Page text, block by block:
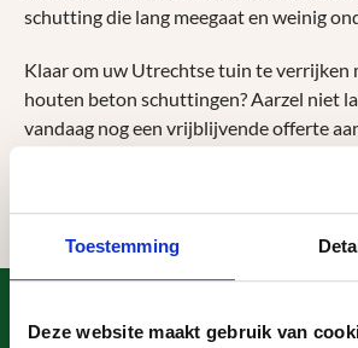
Toestemming
Deze website maakt gebruik van
schutting die lang meegaat en weinig
Klaar om uw Utrechtse tuin te verrijken
houten beton schuttingen? Aarzel niet
vandaag nog een vrijblijvende offerte